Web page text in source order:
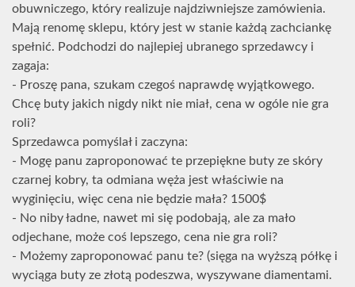
obuwniczego, który realizuje najdziwniejsze zamówienia.
Mają renomę sklepu, który jest w stanie każdą zachciankę
spełnić. Podchodzi do najlepiej ubranego sprzedawcy i
zagaja:
- Proszę pana, szukam czegoś naprawdę wyjątkowego.
Chcę buty jakich nigdy nikt nie miał, cena w ogóle nie gra
roli?
Sprzedawca pomyślał i zaczyna:
- Mogę panu zaproponować te przepiękne buty ze skóry
czarnej kobry, ta odmiana węża jest właściwie na
wyginięciu, więc cena nie będzie mała? 1500$
- No niby ładne, nawet mi się podobają, ale za mało
odjechane, może coś lepszego, cena nie gra roli?
- Możemy zaproponować panu te? (sięga na wyższą półkę i
wyciąga buty ze złotą podeszwa, wyszywane diamentami.